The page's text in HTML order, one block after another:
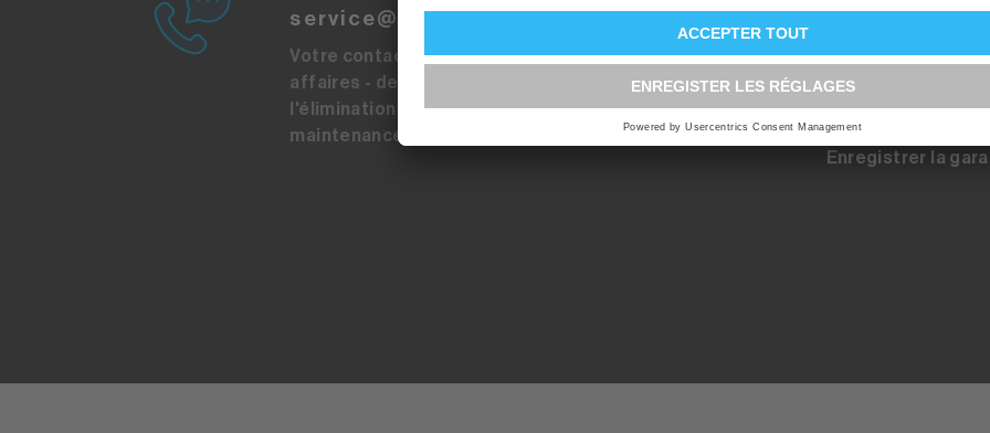
service@sibirgroup.ch
Votre contact pour toutes les
affaires - de l'acquisition à
l'élimination en passant par la
maintenance.
Inscription au
Enregistrer la